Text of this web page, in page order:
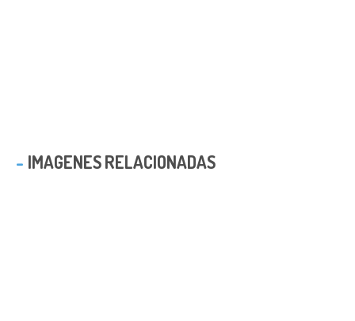
IMAGENES RELACIONADAS